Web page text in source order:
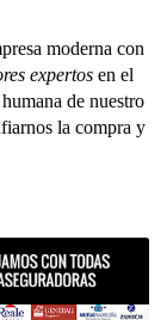
moderna con
expertos en el
de nuestro
la compra y